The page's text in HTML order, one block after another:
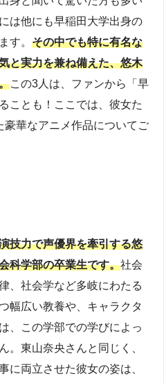
は他にも早稲田大学出身の
す。 その中でも特に有名な
と実力を兼ね備えた、悠木
この3人は、ファンから「早
ことも！ここでは、彼女た
豪華なアニメ作品についてご
技力で声優界を牽引する悠
科学部の卒業生です。社会
、社会学など多岐にわたる
幅広い教養や、キャラクタ
、この学部での学びによっ
。東山奈央さんと同じく、
に両立させた彼女の姿は、